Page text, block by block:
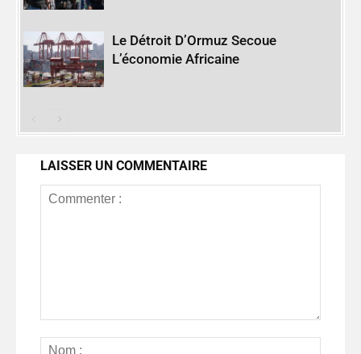
Le Détroit D’Ormuz Secoue
L’économie Africaine
LAISSER UN COMMENTAIRE